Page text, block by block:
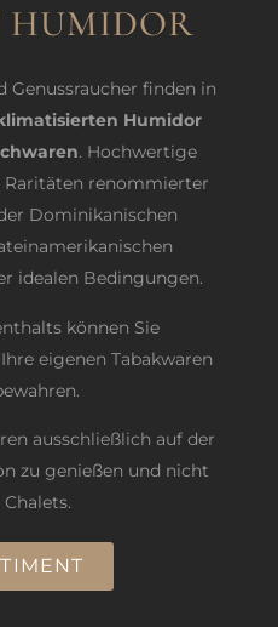
Genussraucher finden in
Humidor
. Hochwertige
Raritäten renommierter
Dominikanischen
idealen Bedingungen.
können Sie
eigenen Tabakwaren
ausschließlich auf der
zu genießen und nicht